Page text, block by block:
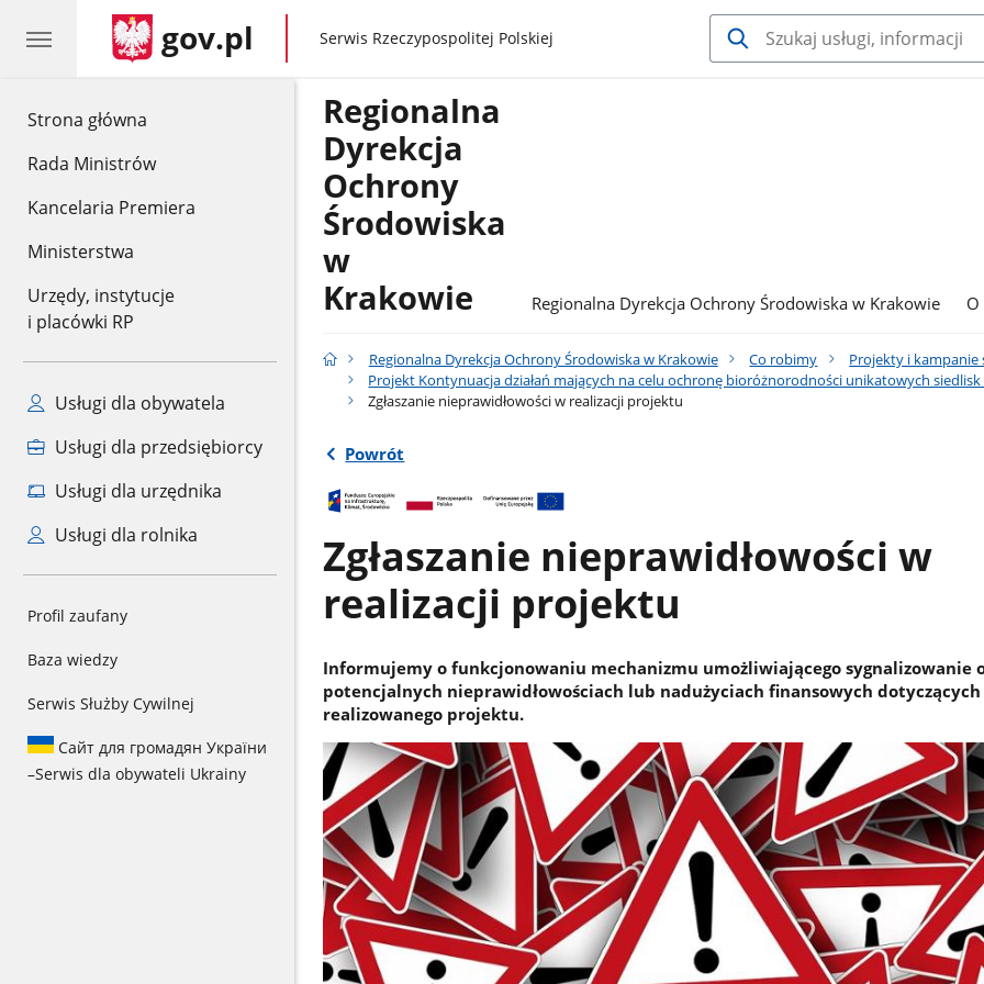
Strona główna
Rada Ministrów
Kancelaria Premiera
Ministerstwa
Urzędy, instytucje
i placówki RP
Usługi dla obywatela
Usługi dla przedsiębiorcy
Usługi dla urzędnika
Usługi dla rolnika
Profil zaufany
Baza wiedzy
Serwis Służby Cywilnej
Сайт для громадян України
–Serwis dla obywateli Ukrainy
gov.pl gov.pl
Serwis Rzeczypospolitej Polskiej
Regionalna
Dyrekcja
Ochrony
Środowiska
w
Krakowie
Regionalna Dyrekcja Ochrony Środowiska w Krakowie O
Regionalna Dyrekcja Ochrony Środowiska w Krakowie Co robimy
Projekty i kampanie
Projekt Kontynuacja działań mających na celu ochronę bioróżnorodności unikatowych siedlisk
Zgłaszanie nieprawidłowości w realizacji projektu
Powrót
Zgłaszanie nieprawidłowości w
realizacji projektu
Informujemy o funkcjonowaniu mechanizmu umożliwiającego sygnalizowanie
potencjalnych nieprawidłowościach lub nadużyciach finansowych dotyczących
realizowanego projektu.